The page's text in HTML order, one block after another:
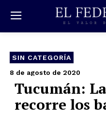
SIN CATEGORÍA
8 de agosto de 2020
Tucumán:
recorre los